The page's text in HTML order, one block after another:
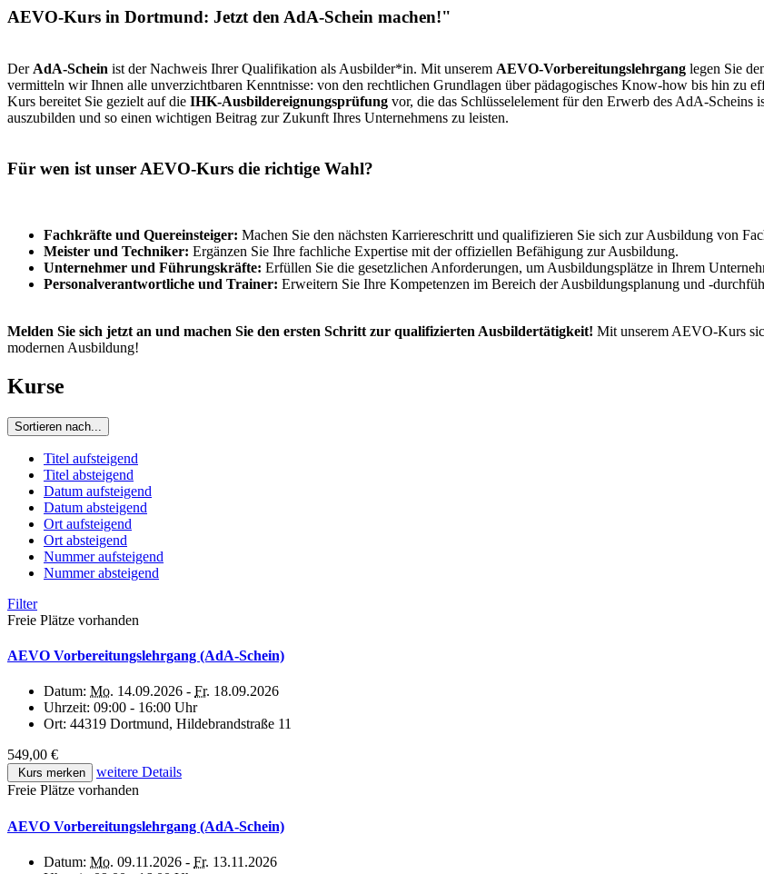
AEVO-Kurs in Dortmund: Jetzt den AdA-Schein machen!"
Der AdA-Schein ist der Nachweis Ihrer Qualifikation als Ausbilder*in. Mit unserem AEVO-Vorbereitungslehrgang legen Sie
vermitteln wir Ihnen alle unverzichtbaren Kenntnisse: von den rechtlichen Grundlagen über pädagogisches Know-how bis hin zu
Kurs bereitet Sie gezielt auf die IHK-Ausbildereignungsprüfung vor, die das Schlüsselelement für den Erwerb des AdA-Scheins
auszubilden und so einen wichtigen Beitrag zur Zukunft Ihres Unternehmens zu leisten.
Für wen ist unser AEVO-Kurs die richtige Wahl?
Fachkräfte und Quereinsteiger: Machen Sie den nächsten Karriereschritt und qualifizieren Sie sich zur Ausbildung von
Meister und Techniker: Ergänzen Sie Ihre fachliche Expertise mit der offiziellen Befähigung zur Ausbildung.
Unternehmer und Führungskräfte: Erfüllen Sie die gesetzlichen Anforderungen, um Ausbildungsplätze in Ihrem
Personalverantwortliche und Trainer: Erweitern Sie Ihre Kompetenzen im Bereich der Ausbildungsplanung und -
Melden Sie sich jetzt an und machen Sie den ersten Schritt zur qualifizierten Ausbildertätigkeit! Mit unserem AEVO-Kurs
modernen Ausbildung!
Kurse
Sortieren nach...
Titel aufsteigend
Titel absteigend
Datum aufsteigend
Datum absteigend
Ort aufsteigend
Ort absteigend
Nummer aufsteigend
Nummer absteigend
Filter
Freie Plätze vorhanden
AEVO Vorbereitungslehrgang (AdA-Schein)
Datum: Mo. 14.09.2026 - Fr. 18.09.2026
Uhrzeit: 09:00 - 16:00 Uhr
Ort: 44319 Dortmund, Hildebrandstraße 11
549,00 €
Kurs merken
weitere Details
Freie Plätze vorhanden
AEVO Vorbereitungslehrgang (AdA-Schein)
Datum: Mo. 09.11.2026 - Fr. 13.11.2026